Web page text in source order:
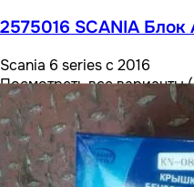
2575016 SCANIA Блок
Scania 6 series с 2016
Посмотреть все варианты (